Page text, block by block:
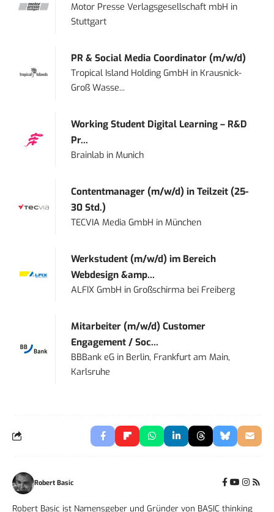
Motor Presse Verlagsgesellschaft mbH in
Stuttgart
PR & Social Media Coordinator (m/w/d)
Tropical Island Holding GmbH in Krausnick-
Groß Wasse...
Working Student Digital Learning – R&D
Pr...
Brainlab inMunich
Contentmanager (m/w/d) in Teilzeit (25-
30 Std.)
TECVIA Media GmbH inMünchen
Werkstudent (m/w/d) im Bereich
Webdesign &amp...
ALFIX GmbH inGroßschirma bei Freiberg
Mitarbeiter (m/w/d) Customer
Engagement / Soc...
BBBank eG in Berlin, Frankfurt am Main,
Karlsruhe
Robert Basic
Robert Basic ist Namensgeber und Gründer von BASIC thinking